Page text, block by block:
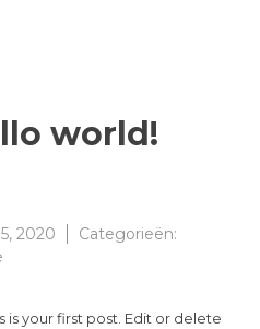
world!
2020
Categorieën:
is your first post. Edit or delete